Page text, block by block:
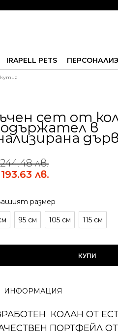
IRAPELL PETS
сет от
в
лв.
лв.
размер
95 см 105 см 115 см
КУПИ
ИНФОРМАЦИЯ
КОЛАН ОТ
ПОРТФЕЙЛ